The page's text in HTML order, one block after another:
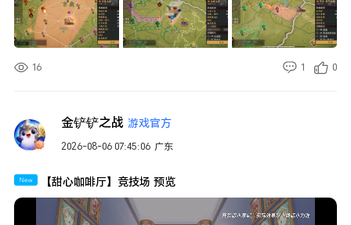
等敌对联盟基本退出司隶，京畿大局初定，战火随即蔓延至资源州！ 江汉方
向，【兵临丶城下】联合【悍匪聚义】攻至九级城南郡附近，与【八荒六合】
陷入僵持，目前以拖住对手、静候盟友支援为主。 关中方向，【北斗星璨】自
同步支援策应。江汉僵持能否等来援军？关中攻势又将推进至何处？值得持续
关注！ Z7-007区 许昌落定，汾丘宣战在即 8月2日，【花的溟水深蓝】与【戰
九州】联手抢尾刀拿下许昌，战略重地归属落定。攻取许昌之际，【皇朝天
下】曾宣战【戰九州】12级战略城池，但在【花的溟水深蓝】与【戰九州】的
联手支援下未能得手。 此后【皇朝天下】联合【恶人谷】结盟对抗【戰九州】
16 1 0
金铲铲之战 游戏官方
2026-08-06 07:45:06 广东
【甜心咖啡厅】竞技场 预览